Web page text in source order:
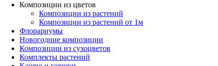
Композиции из цветов
Композиции из растений
Композиции из растений от 1м
Флорариумы
Новогодние композиции
Композиции из сухоцветов
Комплекты растений